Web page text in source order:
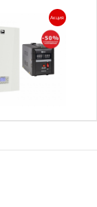
Акция